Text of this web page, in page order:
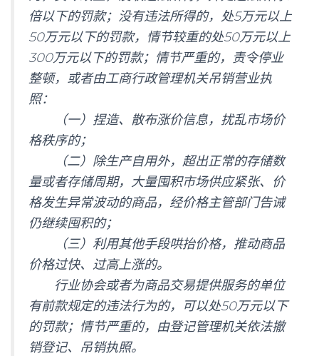
倍以下的罚款；没有违法所得的，处5万元以上
50万元以下的罚款，情节较重的处50万元以上
300万元以下的罚款；情节严重的，责令停业
整顿，或者由工商行政管理机关吊销营业执
照：
（一）捏造、散布涨价信息，扰乱市场价
格秩序的；
（二）除生产自用外，超出正常的存储数
量或者存储周期，大量囤积市场供应紧张、价
格发生异常波动的商品，经价格主管部门告诫
仍继续囤积的；
（三）利用其他手段哄抬价格，推动商品
价格过快、过高上涨的。
行业协会或者为商品交易提供服务的单位
有前款规定的违法行为的，可以处50万元以下
的罚款；情节严重的，由登记管理机关依法撤
销登记、吊销执照。